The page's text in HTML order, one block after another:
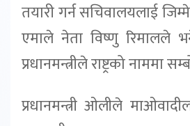
तयारी गर्न सचिवालयलाई
एमाले नेता विष्णु रिमालले
प्रधानमन्त्रीले राष्ट्रको नाममा
प्रधानमन्त्री ओलीले